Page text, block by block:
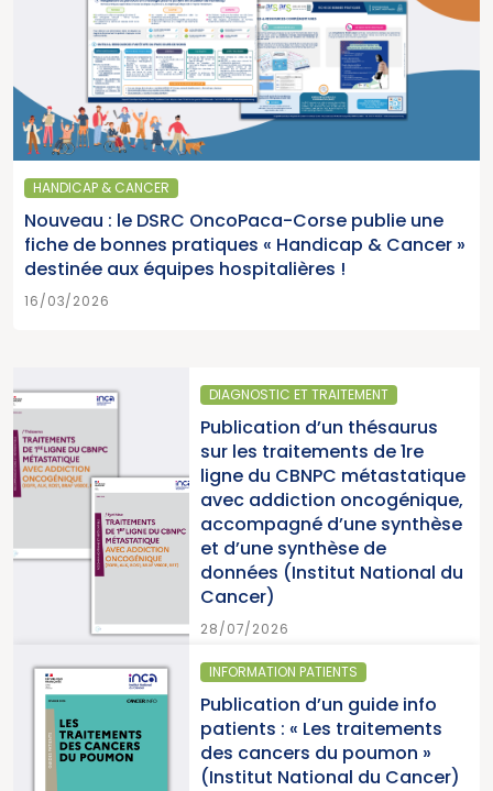
HANDICAP & CANCER
Nouveau : le DSRC OncoPaca-Corse publie une
fiche de bonnes pratiques « Handicap & Cancer »
destinée aux équipes hospitalières !
16/03/2026
DIAGNOSTIC ET TRAITEMENT
Publication d’un thésaurus
sur les traitements de 1re
ligne du CBNPC métastatique
avec addiction oncogénique,
accompagné d’une synthèse
et d’une synthèse de
données (Institut National du
Cancer)
28/07/2026
INFORMATION PATIENTS
Publication d’un guide info
patients : « Les traitements
des cancers du poumon »
(Institut National du Cancer)